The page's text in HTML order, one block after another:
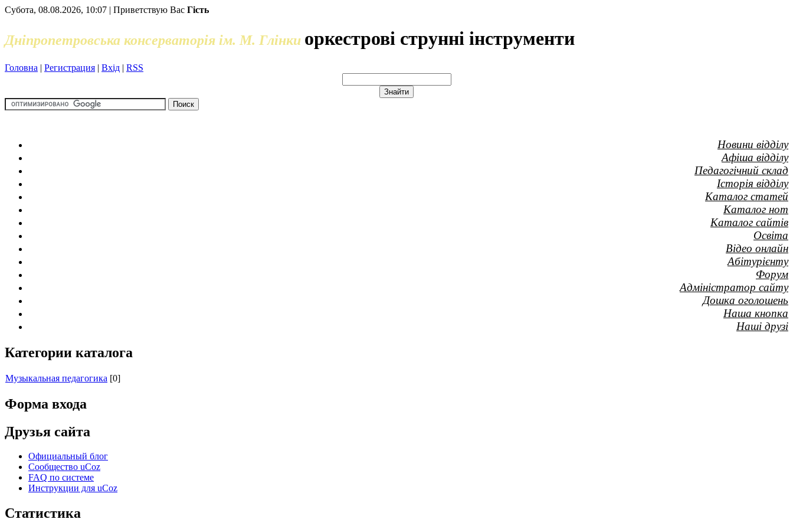
Субота, 08.08.2026, 10:07 | Приветствую Вас Гість
Дніпропетровська консерваторія ім. М. Глінки оркестрові струнні інструменти
Головна | Регистрация | Вхід | RSS
Новини відділу
Афіша відділу
Педагогічний склад
Історія відділу
Каталог статей
Каталог нот
Каталог сайтів
Освіта
Відео онлайн
Абітурієнту
Форум
Адміністратор сайту
Дошка оголошень
Наша кнопка
Наші друзі
Категории каталога
Музыкальная педагогика [0]
Форма входа
Друзья сайта
Официальный блог
Сообщество uCoz
FAQ по системе
Инструкции для uCoz
Статистика